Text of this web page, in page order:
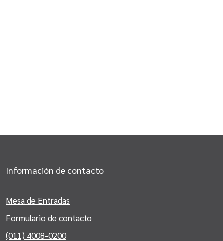
Información de contacto
Mesa de Entradas
Formulario de contacto
(011) 4008-0200